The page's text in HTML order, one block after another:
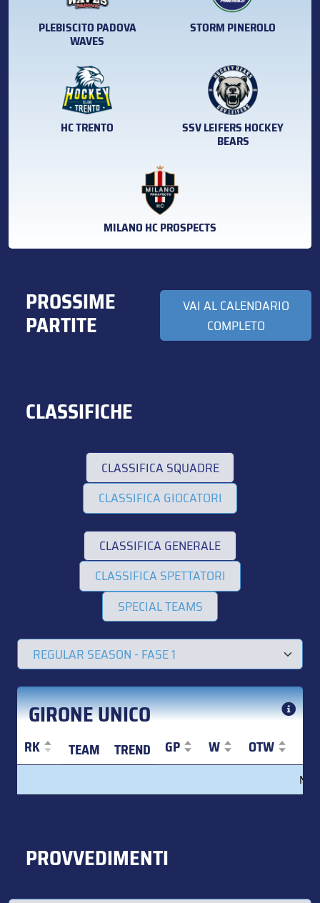
PLEBISCITO PADOVA
WAVES
STORM PINEROLO
HC TRENTO SSV LEIFERS HOCKEY
BEARS
MILANO HC PROSPECTS
PROSSIME
PARTITE
VAI AL CALENDARIO
COMPLETO
CLASSIFICHE
CLASSIFICA SQUADRE
CLASSIFICA GIOCATORI
CLASSIFICA GENERALE
CLASSIFICA SPETTATORI
SPECIAL TEAMS
GIRONE UNICO
RK TEAM TREND GP W OTW
No
PROVVEDIMENTI